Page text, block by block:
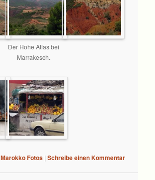
Der Hohe Atlas bei
Marrakesch.
Marokko Fotos |Schreibe einen Kommentar